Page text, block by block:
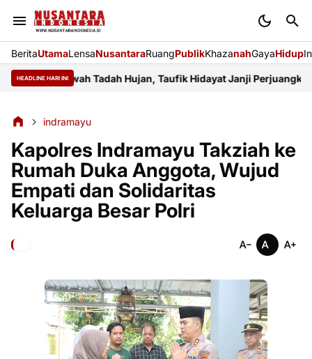
BeritaUtamaLensaNusantaraRuangPublikKhazanahGayaHidup
HEADLINE HARI INI
Sawah Tadah Hujan, Taufik Hidayat Janji Perjuangkan
indramayu
Kapolres Indramayu Takziah ke
Rumah Duka Anggota, Wujud
Empati dan Solidaritas
Keluarga Besar Polri